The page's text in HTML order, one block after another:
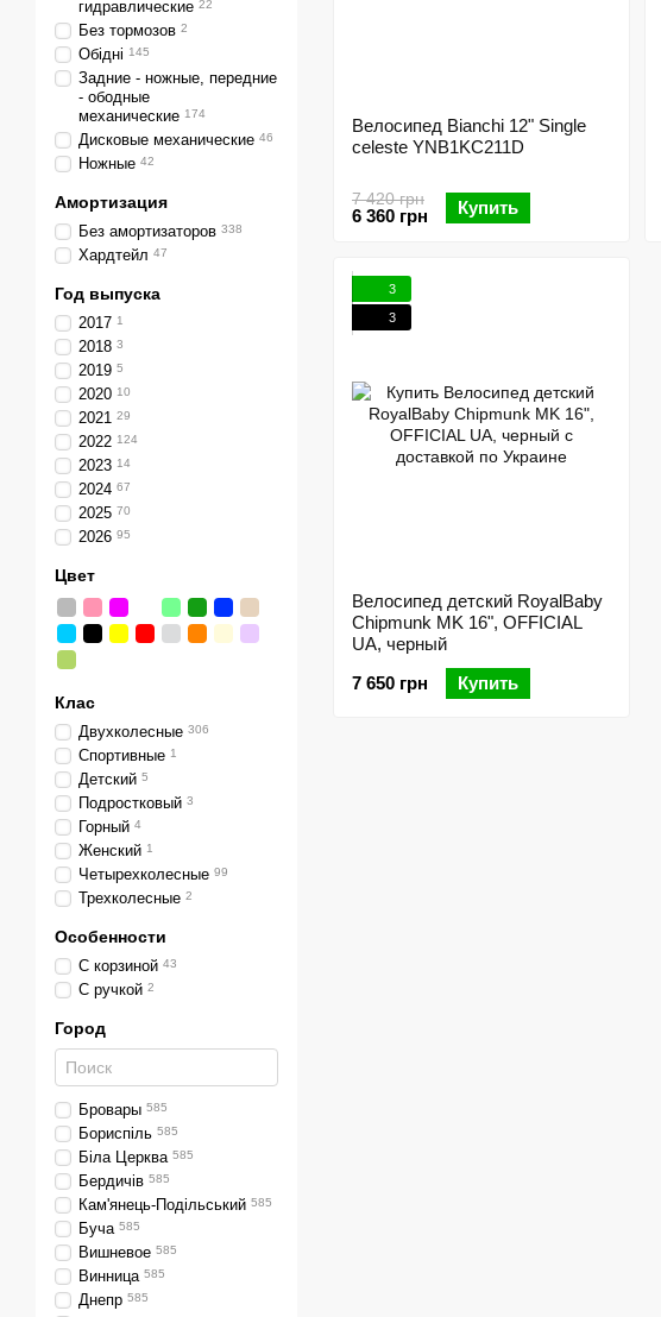
Велосипед Bianchi 12" Single
celeste YNB1KC211D
7 420 грн
6 360 грн Купить
3
3
Велосипед детский RoyalBaby
Chipmunk MK 16", OFFICIAL
UA, черный
7 650 грн
Купить
гидравлические 22
Без тормозов 2
Обідні 145
Задние - ножные, передние
- ободные
механические 174
Дисковые механические 46
Ножные 42
Амортизация
Без амортизаторов 338
Хардтейл 47
Год выпуска
2017 1
2018 3
2019 5
2020 10
2021 29
2022 124
2023 14
2024 67
2025 70
2026 95
Цвет
Клас
Двухколесные 306
Спортивные 1
Детский 5
Подростковый 3
Горный 4
Женский 1
Четырехколесные 99
Трехколесные 2
Особенности
С корзиной 43
С ручкой 2
Город
Бровары 585
Бориспіль 585
Біла Церква 585
Бердичів 585
Кам'янець-Подільський 585
Буча 585
Вишневое 585
Винница 585
Днепр 585